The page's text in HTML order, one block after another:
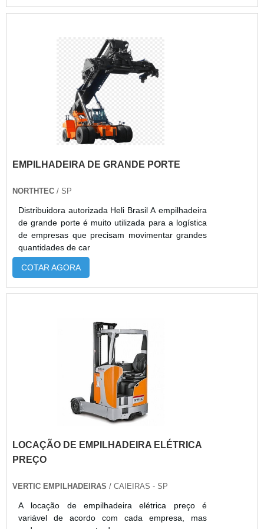
PALETES DE SPCom mais de 12 anos no
seriedade e profissionalismo, contando com uma
equipe treinada e técnica que poderá auxiliar os
clientes em todo o processo de compra. A
empresa garante a mais alta eficiência e
qualidade nos serviços de venda, locação,
manutenção e assistência técnica para todos os
clientes. Para saber mais sobre os inúmeras
vantagens que a empresa é capaz de oferecer,
solicite já um orçamento!.
EMPILHADEIRA DE GRANDE PORTE
NORTHTEC / SP
Distribuidora autorizada Heli Brasil A empilhadeira
de grande porte é muito utilizada para a logística
de empresas que precisam movimentar grandes
quantidades de car
COTAR AGORA
LOCAÇÃO DE EMPILHADEIRA ELÉTRICA
PREÇO
VERTIC EMPILHADEIRAS / CAIEIRAS - SP
A locação de empilhadeira elétrica preço é
variável de acordo com cada empresa, mas